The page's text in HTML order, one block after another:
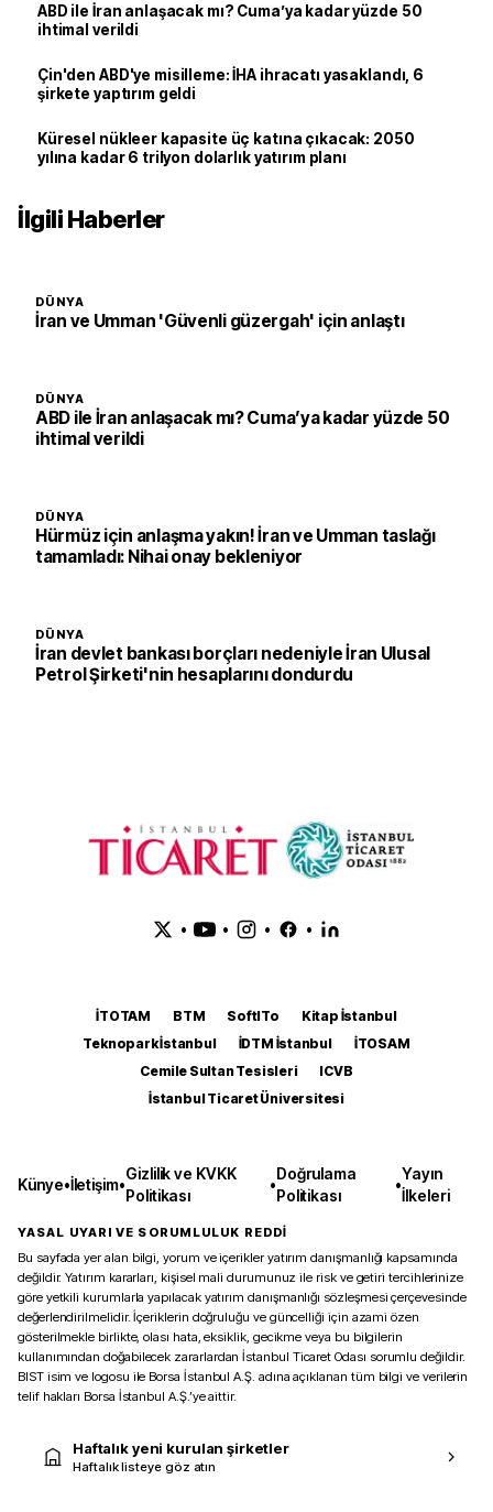
ABD ile İran anlaşacak mı? Cuma’ya kadar yüzde 50
ihtimal verildi
Çin'den ABD'ye misilleme: İHA ihracatı yasaklandı, 6
şirkete yaptırım geldi
Küresel nükleer kapasite üç katına çıkacak: 2050
yılına kadar 6 trilyon dolarlık yatırım planı
İlgili Haberler
DÜNYA
İran ve Umman 'Güvenli güzergah' için anlaştı
DÜNYA
ABD ile İran anlaşacak mı? Cuma’ya kadar yüzde 50
ihtimal verildi
DÜNYA
Hürmüz için anlaşma yakın! İran ve Umman taslağı
tamamladı: Nihai onay bekleniyor
DÜNYA
İran devlet bankası borçları nedeniyle İran Ulusal
Petrol Şirketi'nin hesaplarını dondurdu
• • • •
İTOTAM BTM SoftITo
Kitap İstanbul
Teknopark İstanbul
İDTM İstanbul
İTOSAM
Cemile Sultan Tesisleri
ICVB
İstanbul Ticaret Üniversitesi
Künye•İletişim•
Gizlilik ve KVKK
Politikası
•
Doğrulama
Politikası
•
Yayın
İlkeleri
YASAL UYARI VE SORUMLULUK REDDİ
Bu sayfada yer alan bilgi, yorum ve içerikler yatırım danışmanlığı kapsamında
değildir. Yatırım kararları, kişisel mali durumunuz ile risk ve getiri tercihlerinize
göre yetkili kurumlarla yapılacak yatırım danışmanlığı sözleşmesi çerçevesinde
değerlendirilmelidir. İçeriklerin doğruluğu ve güncelliği için azami özen
gösterilmekle birlikte, olası hata, eksiklik, gecikme veya bu bilgilerin
kullanımından doğabilecek zararlardan İstanbul Ticaret Odası sorumlu değildir.
BIST isim ve logosu ile Borsa İstanbul A.Ş. adına açıklanan tüm bilgi ve verilerin
telif hakları Borsa İstanbul A.Ş.’ye aittir.
Haftalık yeni kurulan şirketler
Haftalık listeye göz atın